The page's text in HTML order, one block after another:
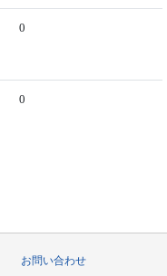
0
0
お問い合わせ